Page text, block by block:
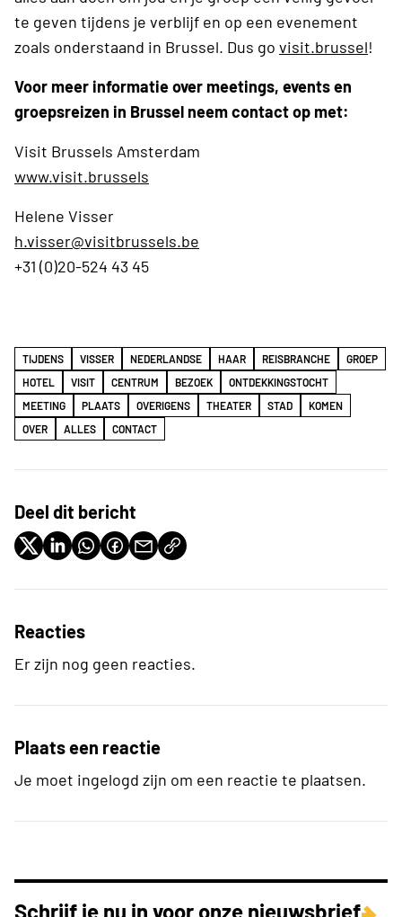
te geven tijdens je verblijf en op een evenement
zoals onderstaand in Brussel. Dus go visit.brussel!
Voor meer informatie over meetings, events en
groepsreizen in Brussel neem contact op met:
Visit Brussels Amsterdam
www.visit.brussels
Helene Visser
h.visser@visitbrussels.be
+31 (0)20-524 43 45
TIJDENS VISSER NEDERLANDSE HAAR REISBRANCHE
GROEP
HOTEL
VISIT CENTRUM BEZOEK
ONTDEKKINGSTOCHT
MEETING
PLAATS OVERIGENS THEATER STAD
KOMEN
OVER
ALLES CONTACT
Deel dit bericht
Reacties
Er zijn nog geen reacties.
Plaats een reactie
Je moet ingelogd zijn om een reactie te plaatsen.
Schrijf je nu in voor onze nieuwsbrief